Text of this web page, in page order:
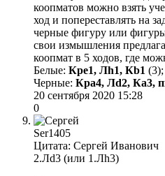
коопматов можно взять
ход и попереставлять на
черные фигуру или
свои измышления
коопмат в 5 ходов, где
Белые: Кре1, Лh1, Кb1 (3);
Черные: Кра4, Лd2, Ка3,
20 сентября 2020 15:28
0
Ser1405
Цитата: Сергей Иванович
2.Лd3 (или 1.Лh3)